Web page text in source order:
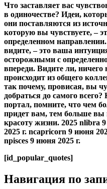
Что заставляет вас
в одиночестве? Идеи,
они поставляются из
которую вы чувствуете, –
определенном
видите, – это ваша
осторожными с
впереди. Видите ли, ничего
происходит из общего
так почему, провисая, вы
добраться до самого
портал, помните, что чем
придет вам, тем больше вы
красоту жизни. 2025 nlibra
2025 г. ncapricorn 9 июня
npisces 9 июня 2025 г.
[id_popular_quotes]
Навигация по